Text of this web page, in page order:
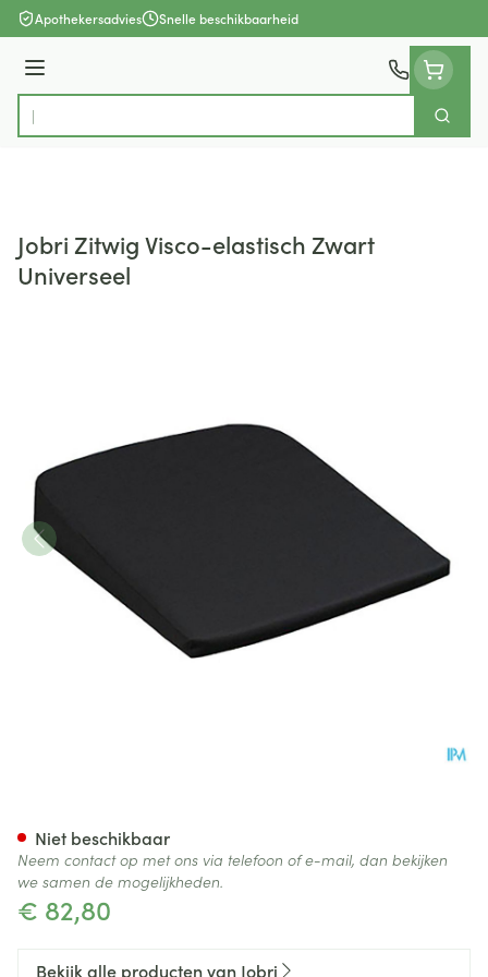
Ga naar de inhoud
Apothekersadvies Snelle beschikbaarheid
Menu
Product, merk, categorie...
Zoek
Jobri Zitwig Visco-elastisch Zwart
Universeel
€ 82,80
Niet beschikbaar
Neem contact op met ons via telefoon of e-mail, dan bekijken
we samen de mogelijkheden.
Bekijk alle producten van Jobri